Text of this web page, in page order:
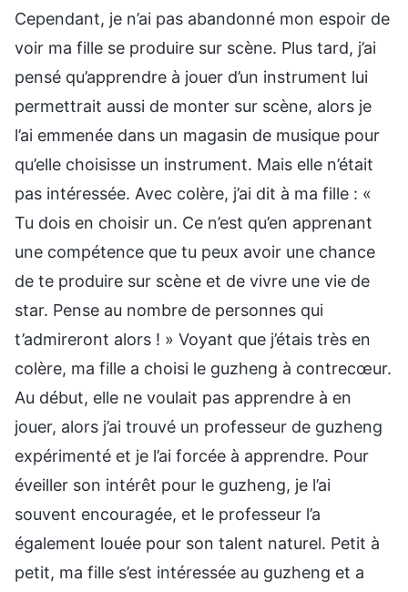
Cependant, je n’ai pas abandonné mon espoir de
voir ma fille se produire sur scène. Plus tard, j’ai
pensé qu’apprendre à jouer d’un instrument lui
permettrait aussi de monter sur scène, alors je
l’ai emmenée dans un magasin de musique pour
qu’elle choisisse un instrument. Mais elle n’était
pas intéressée. Avec colère, j’ai dit à ma fille : «
Tu dois en choisir un. Ce n’est qu’en apprenant
une compétence que tu peux avoir une chance
de te produire sur scène et de vivre une vie de
star. Pense au nombre de personnes qui
t’admireront alors ! » Voyant que j’étais très en
colère, ma fille a choisi le guzheng à contrecœur.
Au début, elle ne voulait pas apprendre à en
jouer, alors j’ai trouvé un professeur de guzheng
expérimenté et je l’ai forcée à apprendre. Pour
éveiller son intérêt pour le guzheng, je l’ai
souvent encouragée, et le professeur l’a
également louée pour son talent naturel. Petit à
petit, ma fille s’est intéressée au guzheng et a